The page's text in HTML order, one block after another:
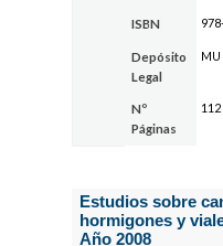
ISBN
Depósito
Legal
MU
Nº
Páginas
112
Estudios sobre
hormigones y
Año 2008